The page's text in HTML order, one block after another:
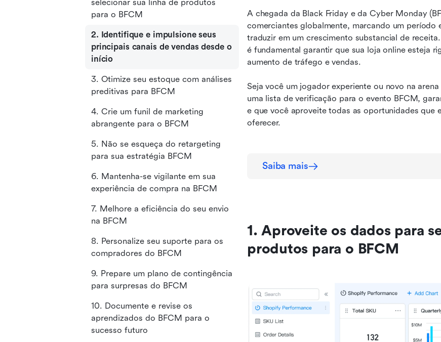
A chegada da Black Friday e da Cyber Monday
comerciantes globalmente, marcando um período
traduzir em um crescimento substancial de
é fundamental garantir que sua loja online esteja
aumento de tráfego e vendas.
Seja você um jogador experiente ou novo na
uma lista de verificação para o evento BFCM,
e que você aproveite todas as oportunidades que
oferecer.
Saiba mais
1. Aproveite os dados para
produtos para o BFCM
selecionar sua linha de produtos
para o BFCM
2. Identifique e impulsione seus
principais canais de vendas desde o
início
3. Otimize seu estoque com análises
preditivas para BFCM
4. Crie um funil de marketing
abrangente para o BFCM
5. Não se esqueça do retargeting
para sua estratégia BFCM
6. Mantenha-se vigilante em sua
experiência de compra na BFCM
7. Melhore a eficiência do seu envio
na BFCM
8. Personalize seu suporte para os
compradores do BFCM
9. Prepare um plano de contingência
para surpresas do BFCM
10. Documente e revise os
aprendizados do BFCM para o
sucesso futuro